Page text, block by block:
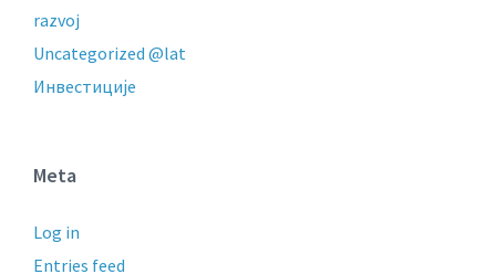
razvoj
Uncategorized @lat
Инвестиције
Meta
Log in
Entries feed